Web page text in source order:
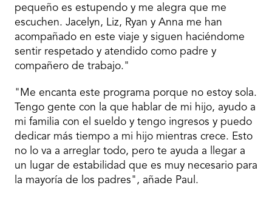
pequeño es estupendo y me alegra que me
escuchen. Jacelyn, Liz, Ryan y Anna me han
acompañado en este viaje y siguen haciéndome
sentir respetado y atendido como padre y
compañero de trabajo."
"Me encanta este programa porque no estoy sola.
Tengo gente con la que hablar de mi hijo, ayudo a
mi familia con el sueldo y tengo ingresos y puedo
dedicar más tiempo a mi hijo mientras crece. Esto
no lo va a arreglar todo, pero te ayuda a llegar a
un lugar de estabilidad que es muy necesario para
la mayoría de los padres", añade Paul.